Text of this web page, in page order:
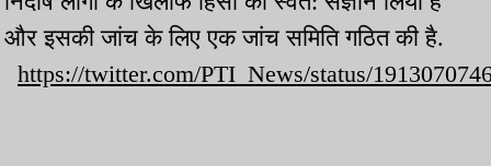
और इसकी जांच के लिए एक जांच समिति गठित की है.
https://twitter.com/PTI_News/status/